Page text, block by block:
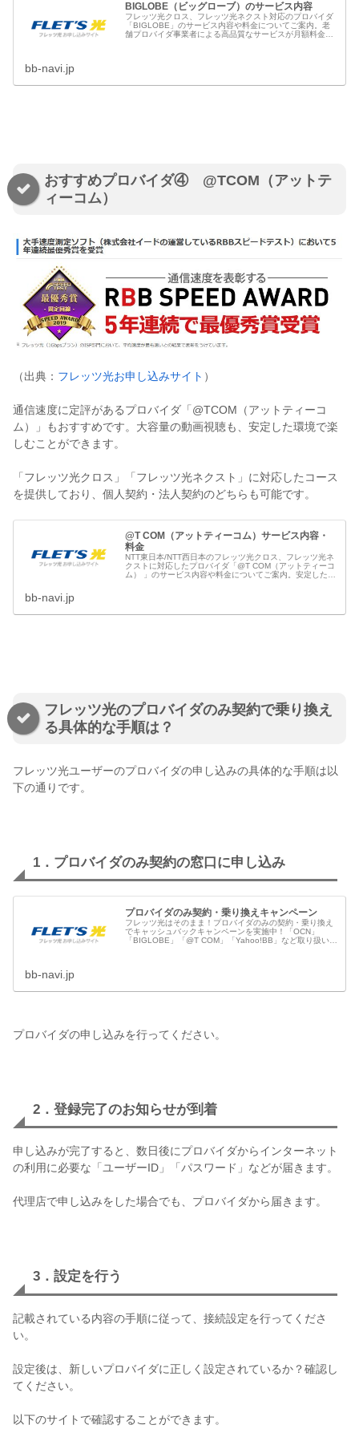
BIGLOBE（ビッグローブ）のサービス内容
フレッツ光クロス、フレッツ光ネクスト対応のプロバイダ
「BIGLOBE」のサービス内容や料金についてご案内。老
舗プロバイダ事業者による高品質なサービスが月額料金
bb-navi.jp
おすすめプロバイダ④ @TCOM（アットテ
ィーコム）
（出典： フレッツ光お申し込みサイト ）
通信速度に定評があるプロバイダ「@TCOM（アットティーコ
ム）」もおすすめです。大容量の動画視聴も、安定した環境で楽
しむことができます。
「フレッツ光クロス」「フレッツ光ネクスト」に対応したコース
を提供しており、個人契約・法人契約のどちらも可能です。
@T COM（アットティーコム）サービス内容・
料金
NTT東日本/NTT西日本のフレッツ光クロス、フレッツ光ネ
クストに対応したプロバイダ「@T COM（アットティーコ
ム） 」のサービス内容や料金についてご案内。安定した高
bb-navi.jp
フレッツ光のプロバイダのみ契約で乗り換え
る具体的な手順は？
フレッツ光ユーザーのプロバイダの申し込みの具体的な手順は以
下の通りです。
1．プロバイダのみ契約の窓口に申し込み
プロバイダのみ契約・乗り換えキャンペーン
フレッツ光はそのまま！プロバイダのみの契約・乗り換え
でキャッシュバックキャンペーンを実施中！「OCN」
「BIGLOBE」「@T COM」「Yahoo!BB」など取り扱い、
bb-navi.jp
プロバイダの申し込みを行ってください。
2．登録完了のお知らせが到着
申し込みが完了すると、数日後にプロバイダからインターネット
の利用に必要な「ユーザーID」「パスワード」などが届きます。
代理店で申し込みをした場合でも、プロバイダから届きます。
3．設定を行う
記載されている内容の手順に従って、接続設定を行ってくださ
い。
設定後は、新しいプロバイダに正しく設定されているか？確認し
てください。
以下のサイトで確認することができます。